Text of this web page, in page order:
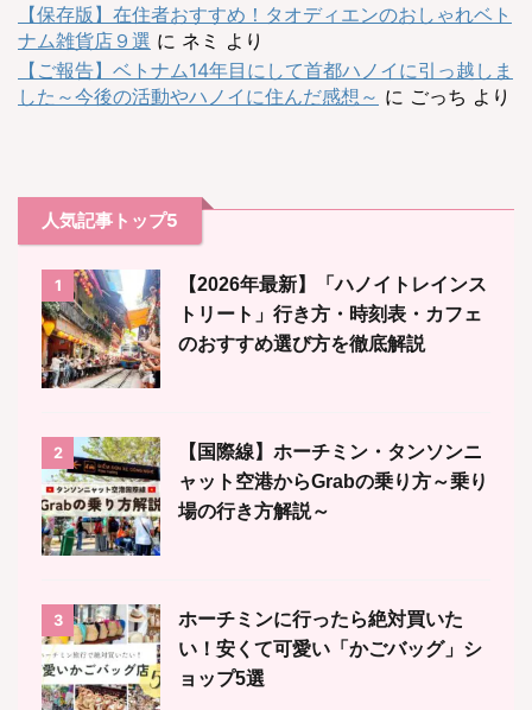
【保存版】在住者おすすめ！タオディエンのおしゃれベト
ナム雑貨店９選 に ネミ より
【ご報告】ベトナム14年目にして首都ハノイに引っ越しま
した～今後の活動やハノイに住んだ感想～ に ごっち より
人気記事トップ5
1
【2026年最新】「ハノイトレインス
トリート」行き方・時刻表・カフェ
のおすすめ選び方を徹底解説
2
【国際線】ホーチミン・タンソンニ
ャット空港からGrabの乗り方～乗り
場の行き方解説～
3
ホーチミンに行ったら絶対買いた
い！安くて可愛い「かごバッグ」シ
ョップ5選